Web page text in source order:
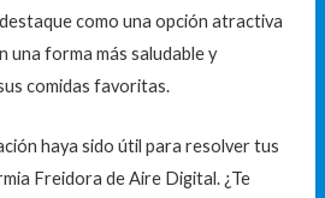
como una opción atractiva
una forma más saludable y
comidas favoritas.
haya sido útil para resolver tus
Freidora de Aire Digital. ¿Te